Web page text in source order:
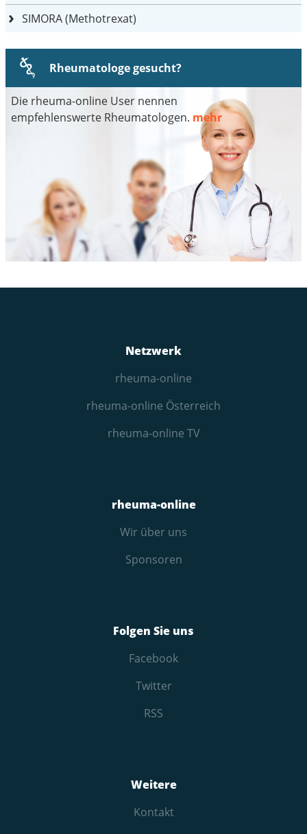
SIMORA (Methotrexat)
Rheumatologe gesucht?
Die rheuma-online User nennen
empfehlenswerte Rheumatologen. mehr
Netzwerk
rheuma-online
rheuma-online Österreich
rheuma-online TV
rheuma-online
Wir über uns
Sponsoren
Folgen Sie uns
Facebook
Twitter
RSS
Weitere
Kontakt